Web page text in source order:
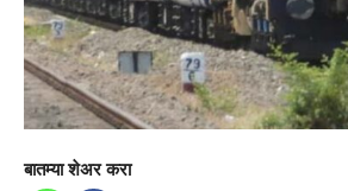
बातम्या शेअर करा